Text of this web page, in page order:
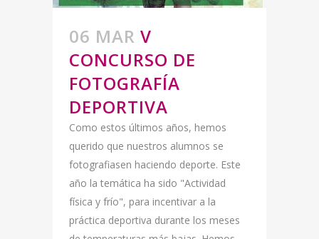
06 MAR V
CONCURSO DE
FOTOGRAFÍA
DEPORTIVA
Como estos últimos años, hemos
querido que nuestros alumnos se
fotografiasen haciendo deporte. Este
año la temática ha sido "Actividad
física y frío", para incentivar a la
práctica deportiva durante los meses